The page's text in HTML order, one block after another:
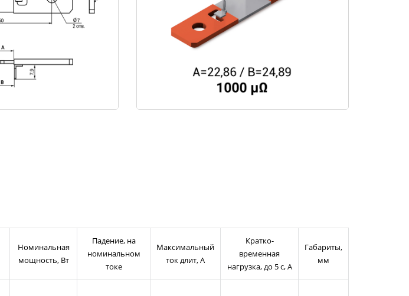
Номинальная
мощность, Вт
Падение, на
номинальном
токе
Максимальный
ток длит, А
Кратко-
временная
нагрузка, до 5 с, А
Габариты,
мм